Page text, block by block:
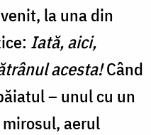
la una din
Iată, aici,
acesta!Când
– unul cu un
aerul